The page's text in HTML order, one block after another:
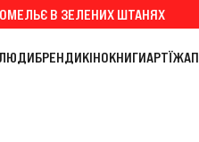
В ЗЕЛЕНИХ ШТАНЯХ
БРЕНДИКІНОКНИГИАРТЇЖА